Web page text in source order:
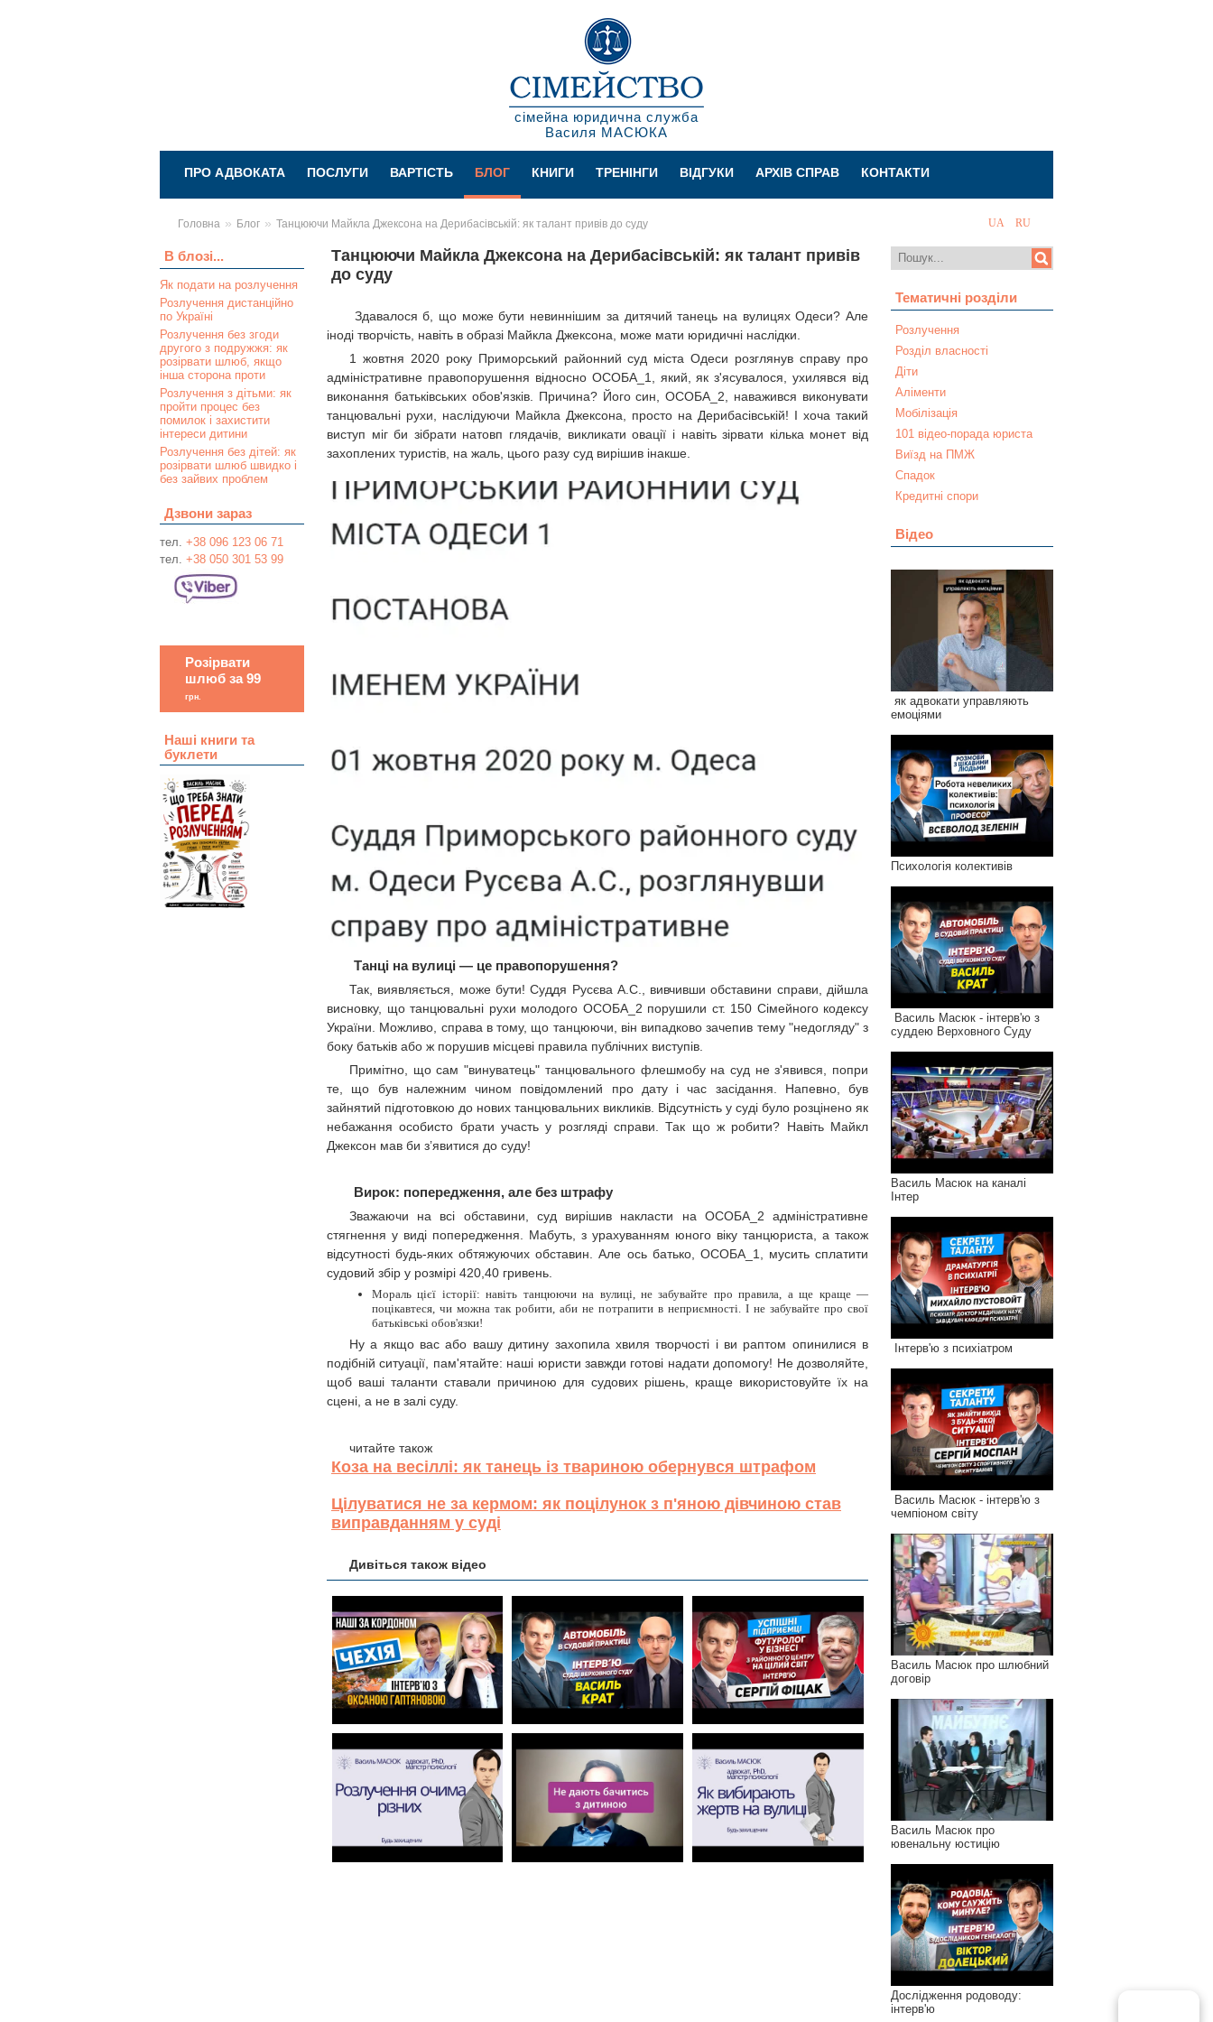
сімейна юридична служба
Василя МАСЮКА
ПРО АДВОКАТА ПОСЛУГИ ВАРТІСТЬ БЛОГ КНИГИ ТРЕНІНГИ ВІДГУКИ АРХІВ СПРАВ КОНТАКТИ
Головна » Блог » Танцюючи Майкла Джексона на Дерибасівській: як талант привів до суду UA RU
В блозі...
Як подати на розлучення
Розлучення дистанційно
по Україні
Розлучення без згоди
другого з подружжя: як
розірвати шлюб, якщо
інша сторона проти
Розлучення з дітьми: як
пройти процес без
помилок і захистити
інтереси дитини
Розлучення без дітей: як
розірвати шлюб швидко і
без зайвих проблем
Дзвони зараз
тел. +38 096 123 06 71
тел. +38 050 301 53 99
Розірвати
шлюб за 99
грн.
Наші книги та
буклети
Танцюючи Майкла Джексона на Дерибасівській: як талант привів
до суду
Здавалося б, що може бути невиннішим за дитячий танець на вулицях Одеси? Але
іноді творчість, навіть в образі Майкла Джексона, може мати юридичні наслідки.
1 жовтня 2020 року Приморський районний суд міста Одеси розглянув справу про
адміністративне правопорушення відносно ОСОБА_1, який, як з'ясувалося, ухилявся від
виконання батьківських обов'язків. Причина? Його син, ОСОБА_2, наважився виконувати
танцювальні рухи, наслідуючи Майкла Джексона, просто на Дерибасівській! І хоча такий
виступ міг би зібрати натовп глядачів, викликати овації і навіть зірвати кілька монет від
захоплених туристів, на жаль, цього разу суд вирішив інакше.
Танці на вулиці — це правопорушення?
Так, виявляється, може бути! Суддя Русєва А.С., вивчивши обставини справи, дійшла
висновку, що танцювальні рухи молодого ОСОБА_2 порушили ст. 150 Сімейного кодексу
України. Можливо, справа в тому, що танцюючи, він випадково зачепив тему "недогляду" з
боку батьків або ж порушив місцеві правила публічних виступів.
Примітно, що сам "винуватець" танцювального флешмобу на суд не з'явився, попри
те, що був належним чином повідомлений про дату і час засідання. Напевно, був
зайнятий підготовкою до нових танцювальних викликів. Відсутність у суді було розцінено як
небажання особисто брати участь у розгляді справи. Так що ж робити? Навіть Майкл
Джексон мав би з’явитися до суду!
Вирок: попередження, але без штрафу
Зважаючи на всі обставини, суд вирішив накласти на ОСОБА_2 адміністративне
стягнення у виді попередження. Мабуть, з урахуванням юного віку танцюриста, а також
відсутності будь-яких обтяжуючих обставин. Але ось батько, ОСОБА_1, мусить сплатити
судовий збір у розмірі 420,40 гривень.
Мораль цієї історії: навіть танцюючи на вулиці, не забувайте про правила, а ще краще —
поцікавтеся, чи можна так робити, аби не потрапити в неприємності. І не забувайте про свої
батьківські обов'язки!
Ну а якщо вас або вашу дитину захопила хвиля творчості і ви раптом опинилися в
подібній ситуації, пам'ятайте: наші юристи завжди готові надати допомогу! Не дозволяйте,
щоб ваші таланти ставали причиною для судових рішень, краще використовуйте їх на
сцені, а не в залі суду.
читайте також
Коза на весіллі: як танець із твариною обернувся штрафом
Цілуватися не за кермом: як поцілунок з п'яною дівчиною став
виправданням у суді
Дивіться також відео
Тематичні розділи
Розлучення
Розділ власності
Діти
Аліменти
Мобілізація
101 відео-порада юриста
Виїзд на ПМЖ
Спадок
Кредитні спори
Відео
як адвокати управляють
емоціями
Психологія колективів
Василь Масюк - інтерв'ю з
суддею Верховного Суду
Василь Масюк на каналі
Інтер
Інтерв'ю з психіатром
Василь Масюк - інтерв'ю з
чемпіоном світу
Василь Масюк про шлюбний
договір
Василь Масюк про
ювенальну юстицію
Дослідження родоводу:
інтерв'ю